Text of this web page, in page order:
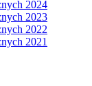
2024
2023
2022
2021